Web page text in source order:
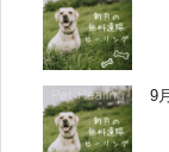
9